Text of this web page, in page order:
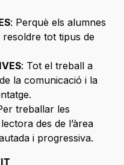
: Perquè els alumnes
tot tipus de
: Tot el treball a
la comunicació i la
treballar les
des de l’àrea
i progressiva.